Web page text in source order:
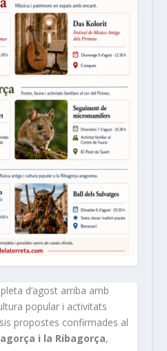
d’agost arriba amb
popular i activitats
propostes confirmades al
i la Ribagorça,